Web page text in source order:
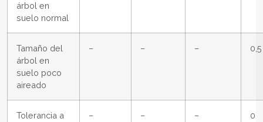
árbol en
suelo normal
Tamaño del
árbol en
suelo poco
aireado
– – – 0,5
Tolerancia a
– – – 0